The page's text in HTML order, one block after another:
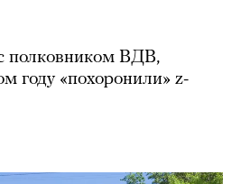
полковником ВДВ,
году «похоронили» z-